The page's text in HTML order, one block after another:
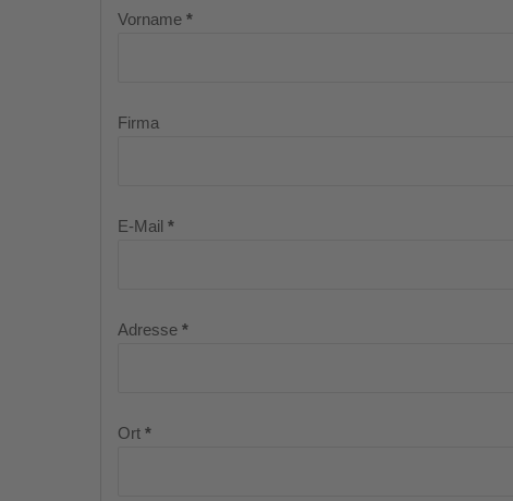
Vorname *
Firma
E-Mail *
Adresse *
Ort *